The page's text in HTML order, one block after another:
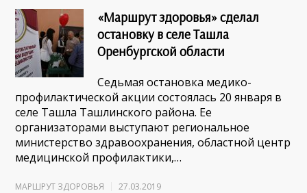
«Маршрут здоровья» сделал
остановку в селе Ташла
Оренбургской области
Седьмая остановка медико-
профилактической акции состоялась 20 января в
селе Ташла Ташлинского района. Ее
организаторами выступают региональное
министерство здравоохранения, областной центр
медицинской профилактики,…
МАРШРУТ ЗДОРОВЬЯ 27.03.2019